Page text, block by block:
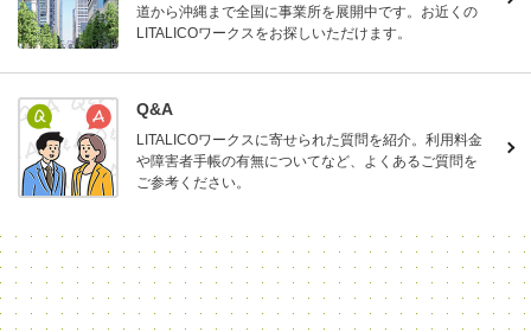
道から沖縄まで全国に事業所を展開中です。お近くの
LITALICOワークスをお探しいただけます。
Q&A
LITALICOワークスに寄せられた質問を紹介。利用料金
や障害者手帳の有無についてなど、よくあるご質問を
ご参考ください。